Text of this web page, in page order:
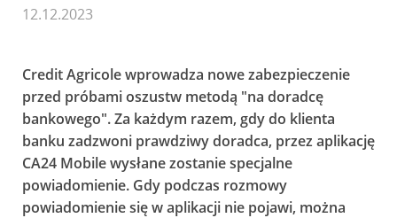
12.12.2023
Credit Agricole wprowadza nowe zabezpieczenie
przed próbami oszustw metodą "na doradcę
bankowego". Za każdym razem, gdy do klienta
banku zadzwoni prawdziwy doradca, przez aplikację
CA24 Mobile wysłane zostanie specjalne
powiadomienie. Gdy podczas rozmowy
powiadomienie się w aplikacji nie pojawi, można